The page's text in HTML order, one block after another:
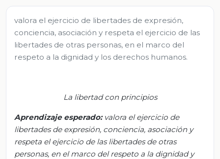
valora el ejercicio de libertades de expresión,
conciencia, asociación y respeta el ejercicio de las
libertades de otras personas, en el marco del
respeto a la dignidad y los derechos humanos.
La libertad con principios
Aprendizaje esperado: valora el ejercicio de
libertades de expresión, conciencia, asociación y
respeta el ejercicio de las libertades de otras
personas, en el marco del respeto a la dignidad y